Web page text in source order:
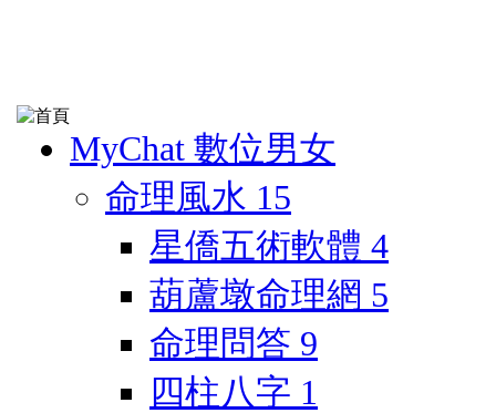
MyChat 數位男女
命理風水 15
星僑五術軟體 4
葫蘆墩命理網 5
命理問答 9
四柱八字 1